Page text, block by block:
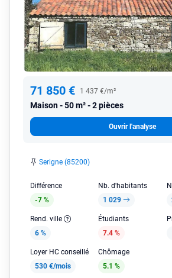
71 850 € 1 437 €/m²
Maison 50 m² - 2 pièces
Ouvrir l'analyse
Serigne (85200)
Différence
-7 %
Nb. d'habitants
1 029
Rend. ville
6 %
Étudiants
7.4 %
Loyer HC conseillé
530 €/mois
Chômage
5.1 %